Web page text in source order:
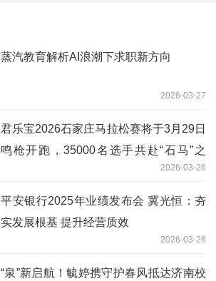
蒸汽教育解析AI浪潮下求职新方向
2026-03-27
君乐宝2026石家庄马拉松赛将于3月29日
鸣枪开跑，35000名选手共赴“石马”之
2026-03-26
平安银行2025年业绩发布会 冀光恒：夯
实发展根基 提升经营质效
2026-03-26
“泉”新启航！毓婷携守护春风抵达济南校